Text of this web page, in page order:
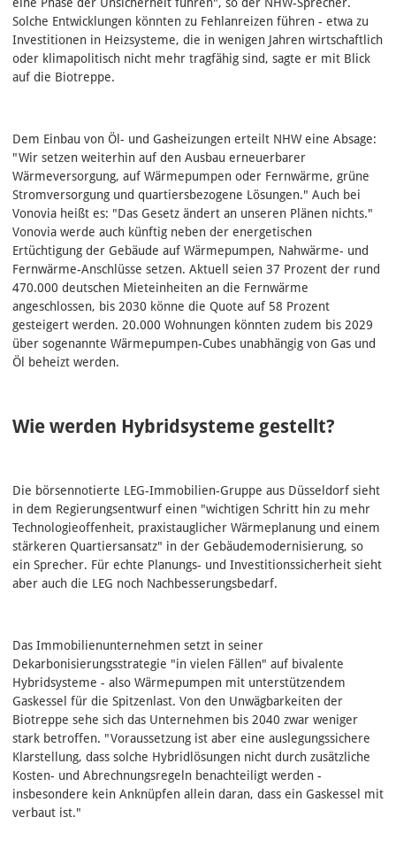
Solche Entwicklungen könnten zu Fehlanreizen führen - etwa zu
Investitionen in Heizsysteme, die in wenigen Jahren wirtschaftlich
oder klimapolitisch nicht mehr tragfähig sind, sagte er mit Blick
auf die Biotreppe.
Dem Einbau von Öl- und Gasheizungen erteilt NHW eine Absage:
"Wir setzen weiterhin auf den Ausbau erneuerbarer
Wärmeversorgung, auf Wärmepumpen oder Fernwärme, grüne
Stromversorgung und quartiersbezogene Lösungen." Auch bei
Vonovia heißt es: "Das Gesetz ändert an unseren Plänen nichts."
Vonovia werde auch künftig neben der energetischen
Ertüchtigung der Gebäude auf Wärmepumpen, Nahwärme- und
Fernwärme-Anschlüsse setzen. Aktuell seien 37 Prozent der rund
470.000 deutschen Mieteinheiten an die Fernwärme
angeschlossen, bis 2030 könne die Quote auf 58 Prozent
gesteigert werden. 20.000 Wohnungen könnten zudem bis 2029
über sogenannte Wärmepumpen-Cubes unabhängig von Gas und
Öl beheizt werden.
Wie werden Hybridsysteme gestellt?
Die börsennotierte LEG-Immobilien-Gruppe aus Düsseldorf sieht
in dem Regierungsentwurf einen "wichtigen Schritt hin zu mehr
Technologieoffenheit, praxistauglicher Wärmeplanung und einem
stärkeren Quartiersansatz" in der Gebäudemodernisierung, so
ein Sprecher. Für echte Planungs- und Investitionssicherheit sieht
aber auch die LEG noch Nachbesserungsbedarf.
Das Immobilienunternehmen setzt in seiner
Dekarbonisierungsstrategie "in vielen Fällen" auf bivalente
Hybridsysteme - also Wärmepumpen mit unterstützendem
Gaskessel für die Spitzenlast. Von den Unwägbarkeiten der
Biotreppe sehe sich das Unternehmen bis 2040 zwar weniger
stark betroffen. "Voraussetzung ist aber eine auslegungssichere
Klarstellung, dass solche Hybridlösungen nicht durch zusätzliche
Kosten- und Abrechnungsregeln benachteiligt werden -
insbesondere kein Anknüpfen allein daran, dass ein Gaskessel mit
verbaut ist."